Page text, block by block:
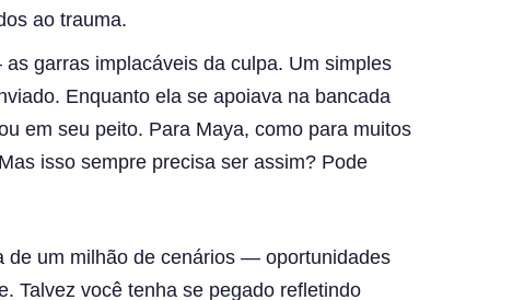
ao trauma.
garras implacáveis da culpa. Um simples
Enquanto ela se apoiava na bancada
em seu peito. Para Maya, como para muitos
isso sempre precisa ser assim? Pode
de um milhão de cenários — oportunidades
Talvez você tenha se pegado refletindo